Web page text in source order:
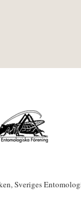
Sveriges